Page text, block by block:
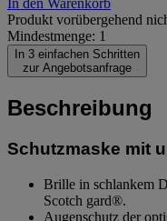
In den Warenkorb
Produkt vorübergehend
Mindestmenge: 1
In 3 einfachen Schritten
zur Angebotsanfrage
Beschreibung
Schutzmaske mit
Brille in schlankem
Scotch gard®.
Augenschutz der